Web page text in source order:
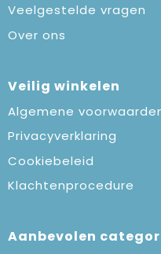
Veelgestelde vragen
Over ons
Veilig winkelen
Algemene
Privacyverklaring
Cookiebeleid
Klachtenprocedure
Aanbevolen